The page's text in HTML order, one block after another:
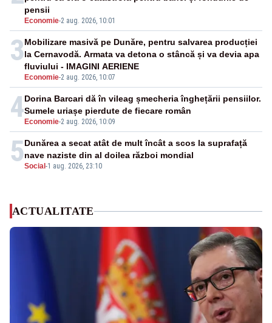
Economie-2 aug. 2026, 10:01
pensii
3
Economie-2 aug. 2026, 10:07
Mobilizare masivă pe Dunăre, pentru salvarea producției
la Cernavodă. Armata va detona o stâncă și va devia apa
fluviului - IMAGINI AERIENE
4 Economie-2 aug. 2026, 10:09
Dorina Barcari dă în vileag șmecheria înghețării pensiilor.
Sumele uriașe pierdute de fiecare român
5Social -1 aug. 2026, 23:10
Dunărea a secat atât de mult încât a scos la suprafață
nave naziste din al doilea război mondial
ACTUALITATE